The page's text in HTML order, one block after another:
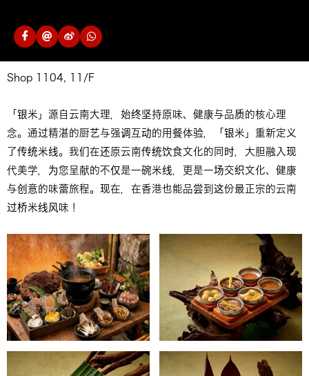
Shop 1104, 11/F
「银米」源自云南大理，始终坚持原味、健康与品质的核心理
念。通过精湛的厨艺与强调互动的用餐体验，「银米」重新定义
了传统米线。我们在还原云南传统饮食文化的同时，大胆融入现
代美学，为您呈献的不仅是一碗米线，更是一场交织文化、健康
与创意的味蕾旅程。现在，在香港也能品尝到这份最正宗的云南
过桥米线风味！